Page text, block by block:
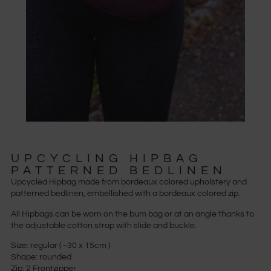
UPCYCLING HIPBAG
PATTERNED BEDLINEN
Upcycled Hipbag made from bordeaux colored upholstery and
patterned bedlinen, embellished with a bordeaux colored zip.
All Hipbags can be worn on the bum bag or at an angle thanks to
the adjustable cotton strap with slide and buckle.
Size: regular ( ~30 x 15cm )
Shape: rounded
Zip: 2 Frontzipper